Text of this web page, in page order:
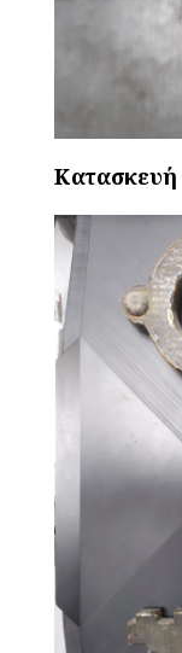
Κατασκευή